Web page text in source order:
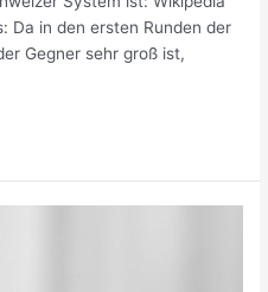
Da in den ersten Runden der
Gegner sehr groß ist,